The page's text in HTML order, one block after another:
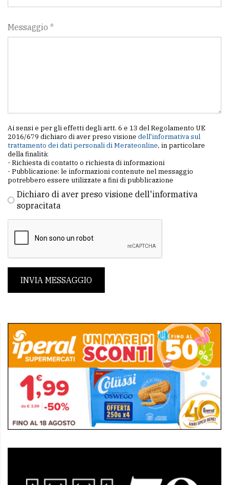
Messaggio *
Ai sensi e per gli effetti degli artt. 6 e 13 del Regolamento UE
2016/679 dichiaro di aver preso visione dell'informativa sul
trattamento dei dati personali di Merateonline, in particolare
della finalità:
- Richiesta di contatto o richiesta di informazioni
- Pubblicazione: le informazioni contenute nel messaggio
potrebbero essere utilizzate a fini di pubblicazione
Dichiaro di aver preso visione dell'informativa
sopracitata
INVIA MESSAGGIO